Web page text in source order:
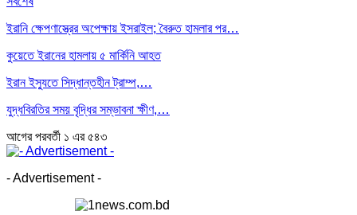
ইরানি ক্ষেপণাস্ত্রের অপেক্ষায় ইসরাইল; বৈরুত হামলার পর…
কুয়েতে ইরানের হামলায় ৫ মার্কিনি আহত
ইরান ইস্যুতে সিদ্ধান্তহীন ট্রাম্প,…
যুদ্ধবিরতির সময় বৃদ্ধির সম্ভাবনা ক্ষীণ,…
আগেরপরবর্তী ১ এর ৫৪৩
- Advertisement -